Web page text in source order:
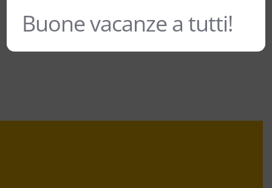
Buone vacanze a tutti!